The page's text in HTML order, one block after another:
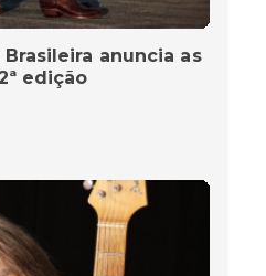
anuncia as
edição